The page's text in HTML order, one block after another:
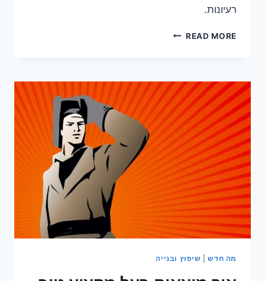
רעיונות.
READ MOREעיצוב
ומה
שביניהם
מה חדש| שיפוץ ובנייה